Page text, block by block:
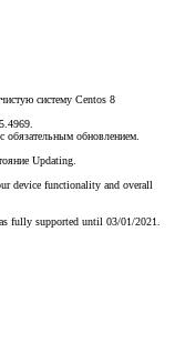
систему Centos 8
обязательным обновлением.
Updating.
device functionality and overall
fully supported until 03/01/2021.